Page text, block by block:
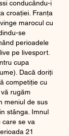
conducându-i
croației. Franța
marocul cu
se
perioadele
pe livesport.
cupa
Dacă doriți
competiție cu
rugăm
meniul de sus
stânga. Imnul
care se va
21